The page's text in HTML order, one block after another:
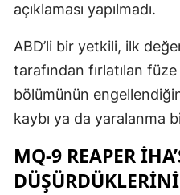
açıklaması yapılmadı.
ABD’li bir yetkili, ilk
tarafından fırlatılan füze
bölümünün
kaybı ya da yaralanma
MQ-9 REAPER